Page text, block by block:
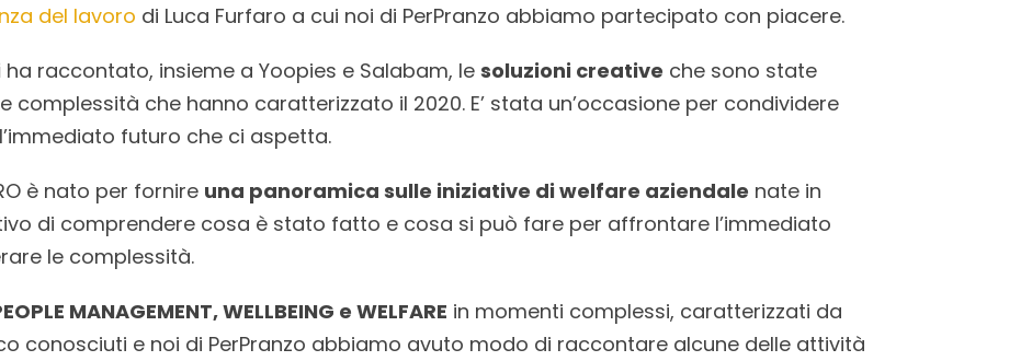
del lavoro di Luca Furfaro a cui noi di PerPranzo abbiamo partecipato con piacere.
ha raccontato, insieme a Yoopies e Salabam, le soluzioni creative che sono state
complessità che hanno caratterizzato il 2020. E’ stata un’occasione per condividere
futuro che ci aspetta.
è nato per fornire una panoramica sulle iniziative di welfare aziendale nate in
di comprendere cosa è stato fatto e cosa si può fare per affrontare l’immediato
le complessità.
MANAGEMENT, WELLBEING e WELFARE in momenti complessi, caratterizzati da
conosciuti e noi di PerPranzo abbiamo avuto modo di raccontare alcune delle attività